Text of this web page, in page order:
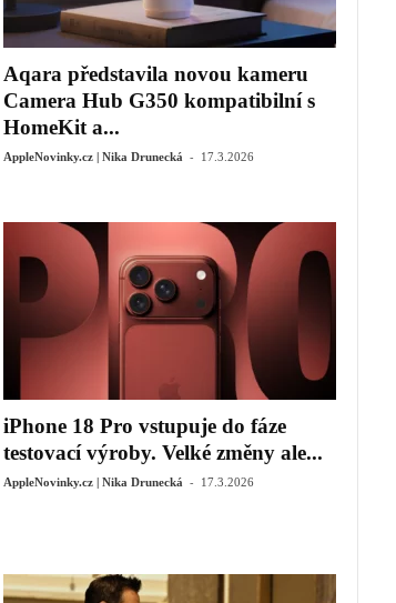
Aqara představila novou kameru
Camera Hub G350 kompatibilní s
HomeKit a...
AppleNovinky.cz | Nika Drunecká - 17.3.2026
iPhone 18 Pro vstupuje do fáze
testovací výroby. Velké změny ale...
AppleNovinky.cz | Nika Drunecká - 17.3.2026